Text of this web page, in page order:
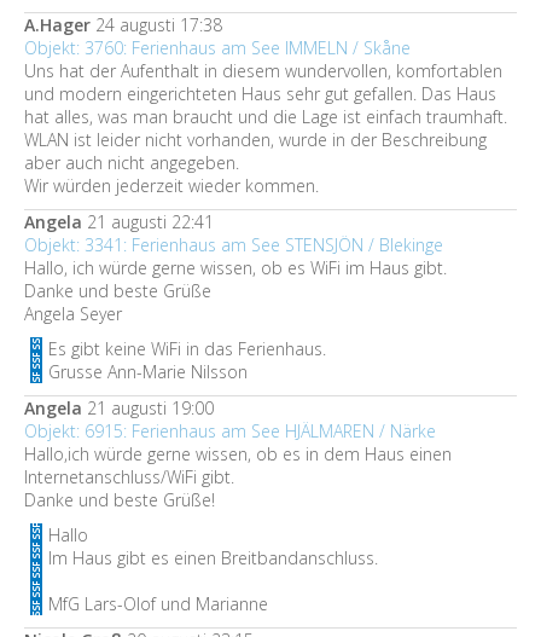
A.Hager 24 augusti 17:38
Objekt: 3760: Ferienhaus am See IMMELN / Skåne
Uns hat der Aufenthalt in diesem wundervollen, komfortablen
und modern eingerichteten Haus sehr gut gefallen. Das Haus
hat alles, was man braucht und die Lage ist einfach traumhaft.
WLAN ist leider nicht vorhanden, wurde in der Beschreibung
aber auch nicht angegeben.
Wir würden jederzeit wieder kommen.
Angela 21 augusti 22:41
Objekt: 3341: Ferienhaus am See STENSJÖN / Blekinge
Hallo, ich würde gerne wissen, ob es WiFi im Haus gibt.
Danke und beste Grüße
Angela Seyer
Es gibt keine WiFi in das Ferienhaus.
Grusse Ann-Marie Nilsson
Angela 21 augusti 19:00
Objekt: 6915: Ferienhaus am See HJÄLMAREN / Närke
Hallo,ich würde gerne wissen, ob es in dem Haus einen
Internetanschluss/WiFi gibt.
Danke und beste Grüße!
Hallo
Im Haus gibt es einen Breitbandanschluss.
MfG Lars-Olof und Marianne